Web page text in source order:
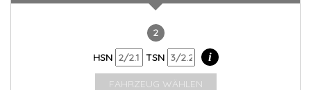
2
HSN
TSN i
FAHRZEUG WÄHLEN